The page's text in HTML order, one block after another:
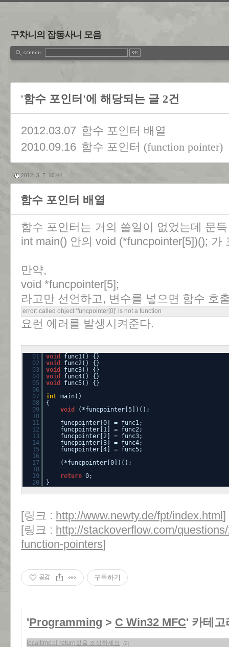
구차니의 잡동사니 모음
'함수 포인터'에 해당되는 글 2건
2012.03.07 함수 포인터 배열
2010.09.16 함수 포인터 (function pointer)
2012. 3. 7. 10:44
함수 포인터 배열
함수 포인터는 거의 쓸일이 없었는데 문
int main() 안의 void (*funcpointer[5])(); 가
만약,
void *funcpointer[5];
라고만 선언하고, 변수를 넣으면 함수 호
error: called object ‘funcpointer[0]’ is not a function
요런 에러를 발생시켜준다.
01 void
func1() {}
02
void
func2() {}
03
void
func3() {}
04
void
func4() {}
05
void
func5() {}
06
07
int main()
08
{
09
void
(*funcpointer[5])();
10
11
funcpointer[0] = func1;
12
funcpointer[1] = func2;
13
funcpointer[2] = func3;
14
funcpointer[3] = func4;
15
funcpointer[4] = func5;
16
17
(*funcpointer[0])();
18
19
return 0;
20
}
[링크 : http://www.newty.de/fpt/index.html]
[링크 : http://stackoverflow.com/
function-pointers]
공감 구독하기
'Programming > C Win32 MFC' 카테고
localtime의 return값을 조심하세요 (2)